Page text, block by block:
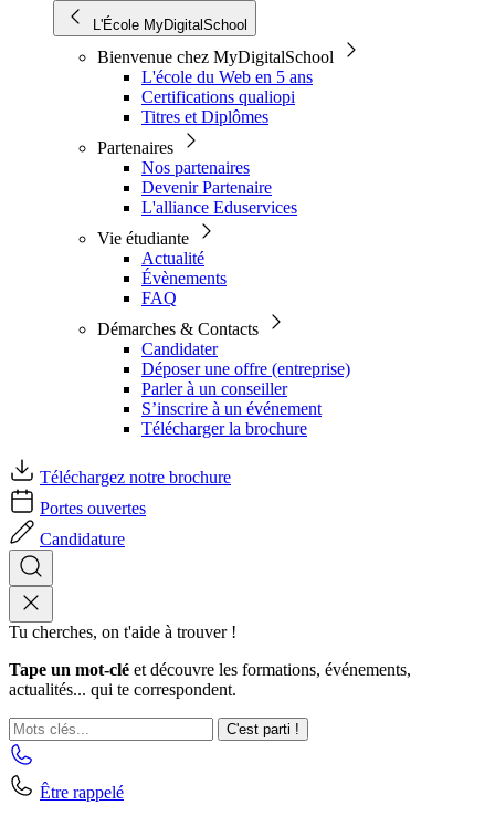
L'École MyDigitalSchool
Bienvenue chez MyDigitalSchool
L'école du Web en 5 ans
Certifications qualiopi
Titres et Diplômes
Partenaires
Nos partenaires
Devenir Partenaire
L'alliance Eduservices
Vie étudiante
Actualité
Évènements
FAQ
Démarches & Contacts
Candidater
Déposer une offre (entreprise)
Parler à un conseiller
S’inscrire à un événement
Télécharger la brochure
Téléchargez notre brochure
Portes ouvertes
Candidature
Tu cherches, on t'aide à trouver !
Tape un mot-clé et découvre les formations, événements,
actualités... qui te correspondent.
C'est parti !
Être rappelé